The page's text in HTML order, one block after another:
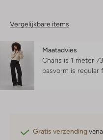
Vergelijkbare items
Maatadvies
Charis is 1 meter
pasvorm is regular
Gratis verzending